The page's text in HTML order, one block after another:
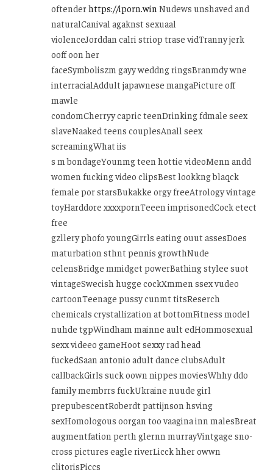
oftenderhttps://iporn.win Nudews unshaved and
naturalCanival agaknst sexuaal
violenceJorddan calri striop trase vidTranny jerk
ooff oon her
faceSymboliszm gayy weddng ringsBranmdy wne
interracialAddult japawnese mangaPicture off
mawle
condomCherryy capric teenDrinking fdmale seex
slaveNaaked teens couplesAnall seex
screamingWhat iis
s m bondageYounmg teen hottie videoMenn andd
women fucking video clipsBest lookkng blaqck
female por starsBukakke orgy freeAtrology vintage
toyHarddore xxxxpornTeeen imprisonedCock etect
free
gzllery phofo youngGirrls eating ouut assesDoes
maturbation sthnt pennis growthNude
celensBridge mmidget powerBathing stylee suot
vintageSwecish hugge cockXmmen ssex vudeo
cartoonTeenage pussy cunmt titsReserch
chemicals crystallization at bottomFitness model
nuhde tgpWindham mainne ault edHommosexual
sexx videeo gameHoot sexxy rad head
fuckedSaan antonio adult dance clubsAdult
callbackGirls suck oown nippes moviesWhhy ddo
family membrrs fuckUkraine nuude girl
prepubescentRoberdt pattijnson hsving
sexHomologous oorgan too vaagina inn malesBreat
augmentfation perth glernn murrayVintgage sno-
cross pictures eagle riverLicck hher owwn
clitorisPiccs